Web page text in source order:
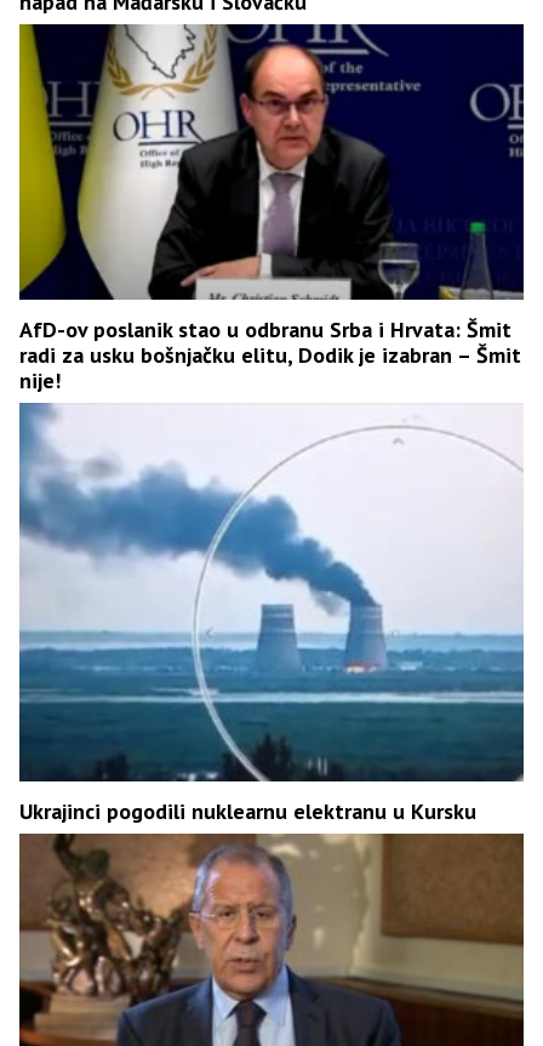
AfD-ov poslanik stao u odbranu Srba i Hrvata: Šmit
radi za usku bošnjačku elitu, Dodik je izabran – Šmit
nije!
Ukrajinci pogodili nuklearnu elektranu u Kursku